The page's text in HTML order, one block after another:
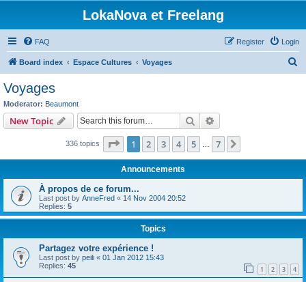
LokaNova et Freelang
FAQ Login
Register
Board index Espace Cultures Voyages
Voyages
Moderator: Beaumont
New Topic Search
336 topics Page 1of 7
1 2 3 4 5 7
Announcements
À propos de ce forum...
Last post by AnneFred « 14 Nov 2004 20:52
Replies: 5
Topics
Partagez votre expérience !
Last post by peili « 01 Jan 2012 15:43
Replies: 45 1 2 3 4